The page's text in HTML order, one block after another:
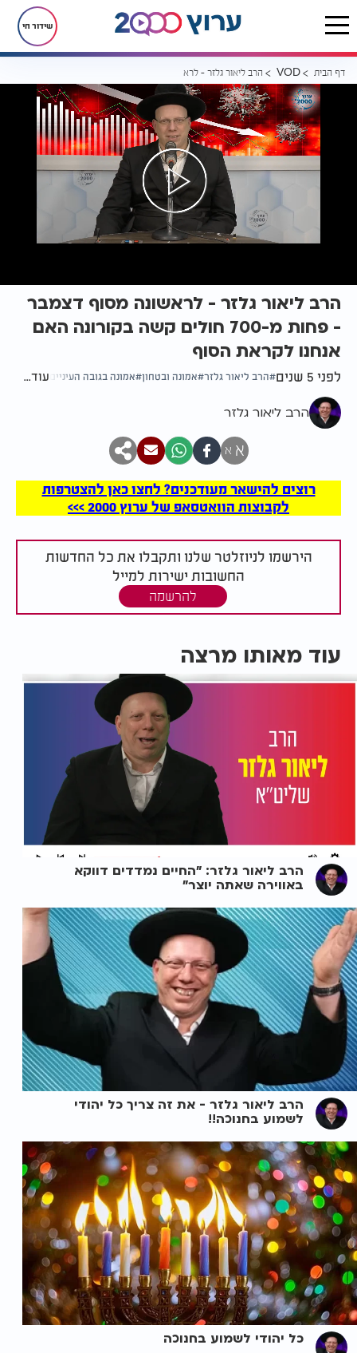
שידור חי
דף הבית VOD הרב ליאור גלזר - לראשונה מסוף דצמבר - פחות מ-700 חולים קשה בקורונה האם אנחנו לקראת הסוף
הרב ליאור גלזר - לראשונה מסוף דצמבר
- פחות מ-700 חולים קשה בקורונה האם
אנחנו לקראת הסוף
לפני 5 שנים הרב ליאור גלזר אמונה ובטחון אמונה בגובה העיניים עוד...
הרב ליאור גלזר
א א
רוצים להישאר מעודכנים? לחצו כאן להצטרפות
לקבוצות הוואטסאפ של ערוץ 2000 >>>
הירשמו לניוזלטר שלנו ותקבלו את כל החדשות
החשובות ישירות למייל
להרשמה
עוד מאותו מרצה
הרב ליאור גלזר: "החיים נמדדים דווקא
באווירה שאתה יוצר"
הרב ליאור גלזר - את זה צריך כל יהודי
לשמוע בחנוכה!!
כל יהודי לשמוע בחנוכה